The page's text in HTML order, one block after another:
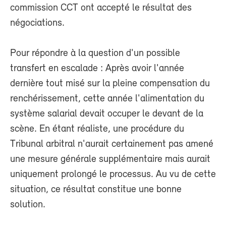
commission CCT ont accepté le résultat des
négociations.
Pour répondre à la question d'un possible
transfert en escalade : Après avoir l'année
dernière tout misé sur la pleine compensation du
renchérissement, cette année l'alimentation du
système salarial devait occuper le devant de la
scène. En étant réaliste, une procédure du
Tribunal arbitral n'aurait certainement pas amené
une mesure générale supplémentaire mais aurait
uniquement prolongé le processus. Au vu de cette
situation, ce résultat constitue une bonne
solution.